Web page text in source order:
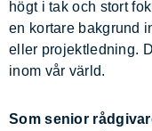
högt i tak och stort
en kortare bakgrund
eller projektledning.
inom vår värld.
Som senior